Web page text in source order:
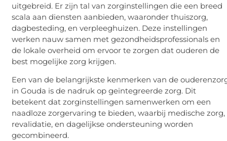
uitgebreid. Er zijn tal van zorginstellingen die een breed
scala aan diensten aanbieden, waaronder thuiszorg,
dagbesteding, en verpleeghuizen. Deze instellingen
werken nauw samen met gezondheidsprofessionals en
de lokale overheid om ervoor te zorgen dat ouderen de
best mogelijke zorg krijgen.
Een van de belangrijkste kenmerken van de
in Gouda is de nadruk op geïntegreerde zorg. Dit
betekent dat zorginstellingen samenwerken om een
naadloze zorgervaring te bieden, waarbij medische zorg,
revalidatie, en dagelijkse ondersteuning worden
gecombineerd.